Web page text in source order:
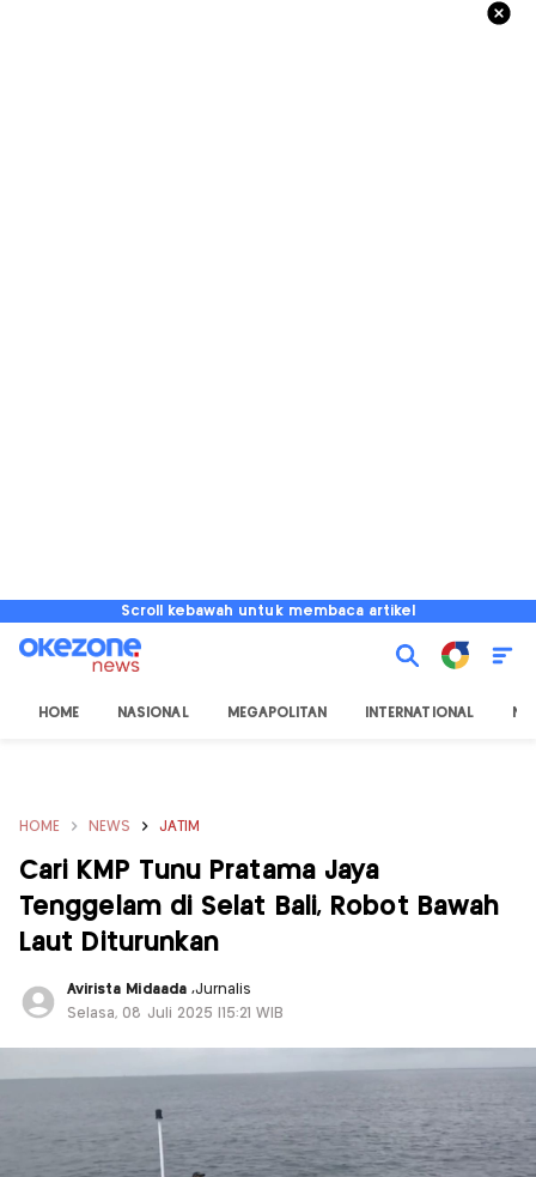
Scroll kebawah untuk membaca artikel
HOME NASIONAL MEGAPOLITAN INTERNATIONAL
HOME NEWS JATIM
Cari KMP Tunu Pratama Jaya
Tenggelam di Selat Bali, Robot Bawah
Laut Diturunkan
Avirista Midaada ,Jurnalis
Selasa, 08 Juli 2025 |15:21 WIB